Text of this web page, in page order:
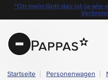
Navigation überspringen
Zum Hauptcontent
Zur Hauptnavigation springen
layout.table-of-content
Technische Daten
Fahrzeugausstattung
Standort & Ansprechpartner
Das könnte Sie auch interessieren
Angebote & Aktionen bei Pappas
"Oh-mein-Gott-das-ist-ja-
Pappas
Startseite Personenwagen